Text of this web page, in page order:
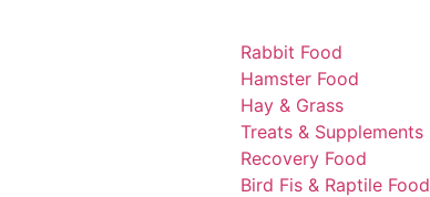
Rabbit Food
Hamster Food
Hay & Grass
Treats & Supplements
Recovery Food
Bird Fis & Raptile Food